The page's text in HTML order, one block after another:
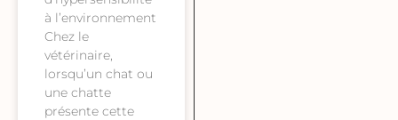
à l’environnement
Chez le
vétérinaire,
lorsqu’un chat ou
une chatte
présente cette